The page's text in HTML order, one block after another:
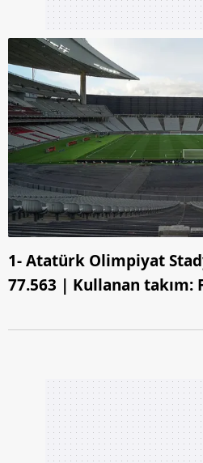
1- Atatürk Olimpiyat
77.563 | Kullanan